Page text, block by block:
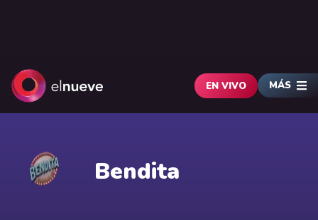
EN VIVO MÁS
Bendita